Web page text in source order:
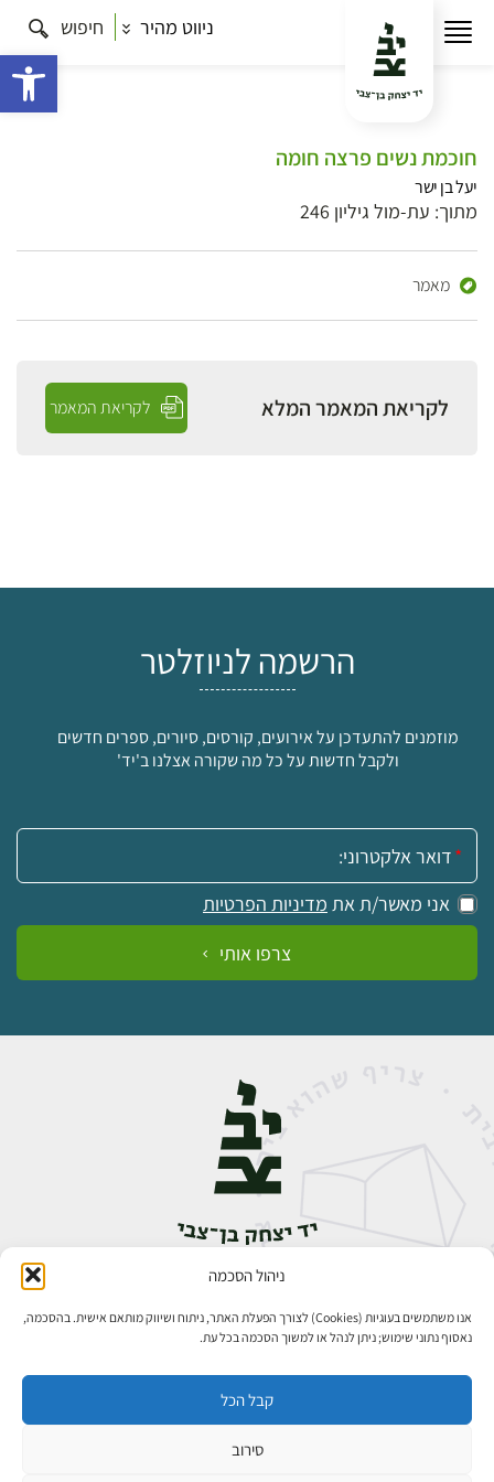
ניהול הסכמה
אנו משתמשים בעוגיות (Cookies) לצורך הפעלת האתר, ניתוח ושיווק מותאם אישית. בהסכמה,
נאסוף נתוני שימוש; ניתן לנהל או למשוך הסכמה בכל עת.
קבל הכל
סירוב
ניווט מהיר חיפוש
חוכמת נשים פרצה חומה
יעל בן ישר
מתוך: עת-מול גיליון 246
מאמר
לקריאת המאמר המלא לקריאת המאמר
הרשמה לניוזלטר
מוזמנים להתעדכן על אירועים, קורסים, סיורים, ספרים חדשים
ולקבל חדשות על כל מה שקורה אצלנו ב'יד'
אימייל:
אני מאשר/ת את מדיניות הפרטיות
צרפו אותי
אבן גבירול 14, רחביה, ירושלים